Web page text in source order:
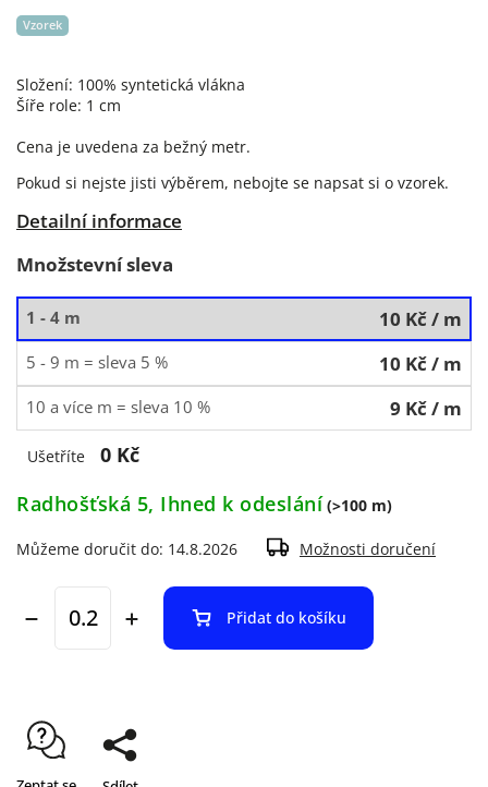
Složení: 100% syntetická vlákna
Šíře role: 1 cm
Cena je uvedena za bežný metr.
Pokud si nejste jisti výběrem, nebojte se napsat si o vzorek.
Detailní informace
Vzorek
Množstevní sleva
1 - 4 m 10 Kč/ m
5 - 9 m = sleva 5 % 10 Kč/ m
10 a více m = sleva 10 % 9 Kč/ m
Ušetříte
0 Kč
Radhošťská 5, Ihned k odeslání (>100 m)
Můžeme doručit do: 14.8.2026 Možnosti doručení
Přidat do košíku